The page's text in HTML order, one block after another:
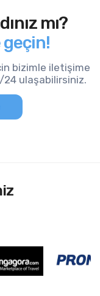
mı?
bizimle iletişime
ulaşabilirsiniz.